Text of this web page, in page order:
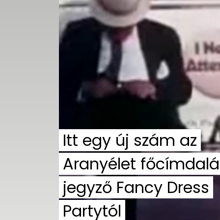
UTCA
ZENE
MÉDIAAJÁNLAT
IMPRESSZUM
PR-ARCHÍVUM
ADATKEZELÉSI
TÁJÉKOZTATÓ
Itt egy új szám az
Aranyélet
jegyző Fancy Dress
Partytól